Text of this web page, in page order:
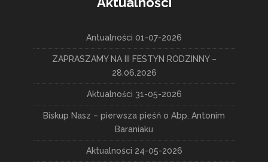
Antualności 01-07-2026
ZAPRASZAMY NA III FESTYN RODZINNY –
28.06.2026
Aktualności 31-05-2026
Biskup Nasz – pierwsza pieśń o Abp. Antonim
Baraniaku
Aktualności 24-05-2026